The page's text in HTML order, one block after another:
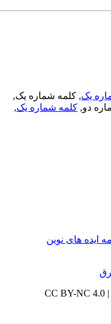
یک, کلمه شماره یک,
دو,کلمه شماره یک,
های نوین